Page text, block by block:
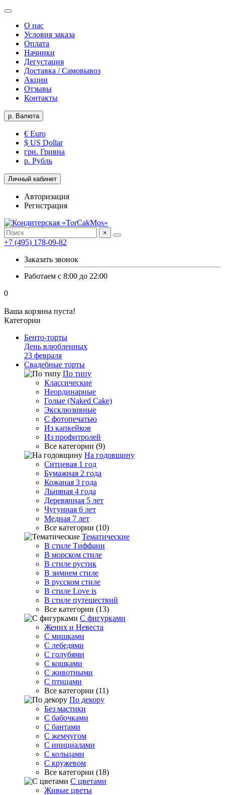
О нас
Условия заказа
Оплата
Начинки
Дегустация
Доставка / Самовывоз
Акции
Отзывы
Контакты
р. Валюта
€ Euro
$ US Dollar
грн. Гривна
р. Рубль
Личный кабинет
Авторизация
Регистрация
×
+7 (495) 178-09-82
Заказать звонок
Работаем с 8:00 до 22:00
0
Ваша корзина пуста!
Категории
Бенто-торты
День влюбленных
23 февраля
Свадебные торты
По типу
Классические
Неординарные
Голые (Naked Cake)
Эксклюзивные
С фотопечатью
Из капкейков
Из профитролей
Все категории (9)
На годовщину
Ситцевая 1 год
Бумажная 2 года
Кожаная 3 года
Льняная 4 года
Деревянная 5 лет
Чугунная 6 лет
Медная 7 лет
Все категории (10)
Тематические
В стиле Тиффани
В морском стиле
В стиле рустик
В зимнем стиле
В русском стиле
В стиле Love is
В стиле путешествий
Все категории (13)
С фигурками
Жених и Невеста
С мишками
С лебедями
С голубями
С кошками
С животными
С птицами
Все категории (11)
По декору
Без мастики
С бабочками
С бантами
С жемчугом
С инициалами
С кольцами
С кружевом
Все категории (18)
С цветами
Живые цветы